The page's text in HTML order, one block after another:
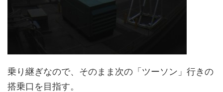
乗り継ぎなので、そのまま次の「ツーソン」行きの
搭乗口を目指す。